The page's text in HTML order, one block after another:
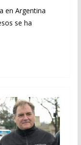
en Argentina
se ha